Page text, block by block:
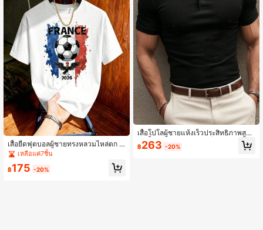
เสื้อยืดฟุตบอลผู้ชายทรงหลวมไหล่ตก ล
ายไก่พิมพ์ 2026 France World Cup
เหลือแค่7ชิ้น
฿175 -20%
เสื้อโปโลผู้ชายแห้งเร็วประสิทธิภาพสูงแ
ขนสั้น ผ้าพรีเมียมถักปิเก้ | คุ้มค่าสูง | แ
ฟชั่น | สบายลำลอง | เสื้อกอล์ฟอเนกปร
฿263 -20%